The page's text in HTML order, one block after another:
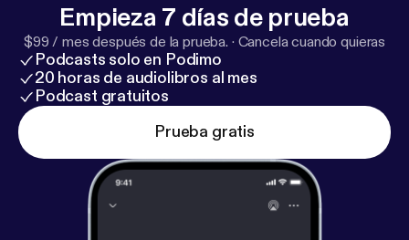
Empieza 7 días de prueba
$99 / mes después de la prueba. · Cancela cuando quieras
Podcasts solo en Podimo
20 horas de audiolibros al mes
Podcast gratuitos
Prueba gratis